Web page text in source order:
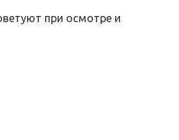
при осмотре и